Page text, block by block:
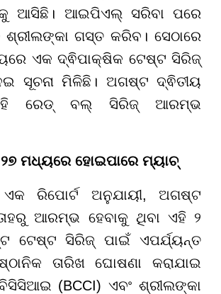
ଆସିଛି। ଆଇପିଏଲ୍ ସରିବା ପରେ
ଶ୍ରୀଲଙ୍କା ଗସ୍ତ କରିବ। ସେଠାରେ
ଏକ ଦ୍ଵିପାକ୍ଷିକ ଟେଷ୍ଟ ସିରିଜ୍
ସୂଚନା ମିଳିଛି। ଅଗଷ୍ଟ ଦ୍ଵିତୀୟ
ରେଡ୍ ବଲ୍ ସିରିଜ୍ ଆରମ୍ଭ
ମଧ୍ୟରେ ହୋଇପାରେ ମ୍ୟାଚ୍
ରିପୋର୍ଟ ଅନୁଯାୟୀ, ଅଗଷ୍ଟ
ଆରମ୍ଭ ହେବାକୁ ଥିବା ଏହି ୨
ଟେଷ୍ଟ ସିରିଜ୍ ପାଇଁ ଏପର୍ଯ୍ୟନ୍ତ
ତାରିଖ ଘୋଷଣା କରାଯାଇ
(BCCI) ଏବଂ ଶ୍ରୀଲଙ୍କା